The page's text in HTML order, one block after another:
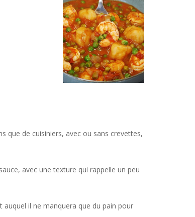
que de cuisiniers, avec ou sans crevettes,
avec une texture qui rappelle un peu
auquel il ne manquera que du pain pour